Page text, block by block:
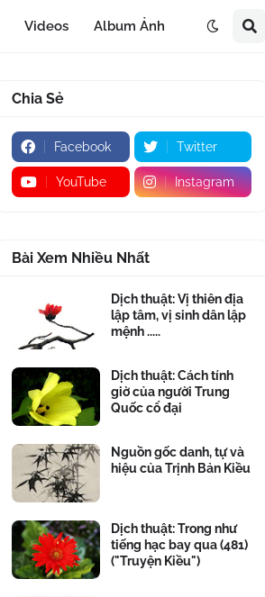
Videos Album Ảnh
Chia Sẻ
Facebook Twitter
YouTube Instagram
Bài Xem Nhiều Nhất
Dịch thuật: Vị thiên địa
lập tâm, vị sinh dân lập
mệnh .....
Dịch thuật: Cách tính
giờ của người Trung
Quốc cổ đại
Nguồn gốc danh, tự và
hiệu của Trịnh Bản Kiều
Dịch thuật: Trong như
tiếng hạc bay qua (481)
("Truyện Kiều")